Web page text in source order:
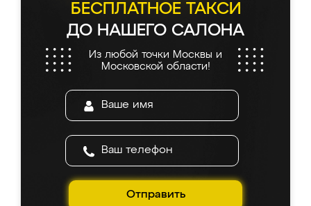
БЕСПЛАТНОЕ ТАКСИ
ДО НАШЕГО САЛОНА
Из любой точки Москвы и
Московской области!
Отправить